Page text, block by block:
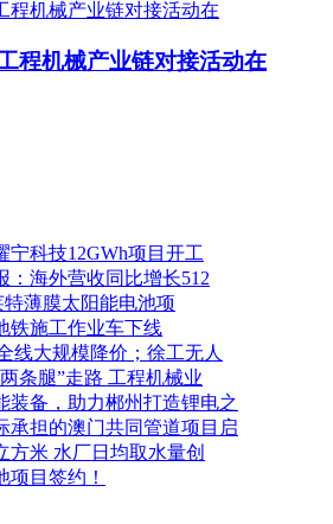
程机械产业链对接活动在
宁科技12GWh项目开工
：海外营收同比增长512
特薄膜太阳能电池项
铁施工作业车下线
线大规模降价；徐工无人
条腿”走路 工程机械业
装备，助力郴州打造锂电之
承担的澳门共同管道项目启
方米 水厂日均取水量创
项目签约！